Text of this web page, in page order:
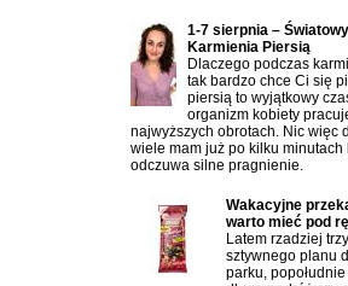
1-7 sierpnia –
Karmienia Piersią
Dlaczego podczas
tak bardzo chce Ci się
piersią to wyjątkowy
organizm kobiety
najwyższych obrotach. Nic więc
wiele mam już po kilku minutach
odczuwa silne pragnienie.
Wakacyjne
warto mieć pod
Latem rzadziej
sztywnego planu
parku,